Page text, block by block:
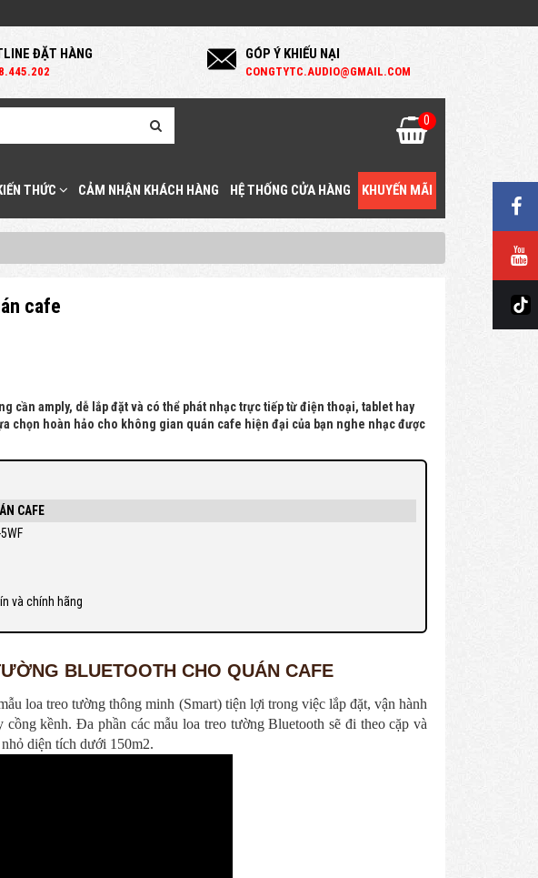
ĐẶT HÀNG GÓP Ý KHIẾU NẠI
CONGTYTC.AUDIO@GMAIL.COM
0
THỨC CẢM NHẬN KHÁCH HÀNG HỆ THỐNG CỬA HÀNG KHUYẾN MÃI
cafe
cần amply, dễ lắp đặt và có thể phát nhạc trực tiếp từ điện thoại, tablet hay
chọn hoàn hảo cho không gian quán cafe hiện đại của bạn nghe nhạc được
CAFE
và chính hãng
BLUETOOTH CHO QUÁN CAFE
loa treo tường thông minh (Smart) tiện lợi trong việc lắp đặt, vận hành
kềnh. Đa phần các mẫu loa treo tường Bluetooth sẽ đi theo cặp và
diện tích dưới 150m2.